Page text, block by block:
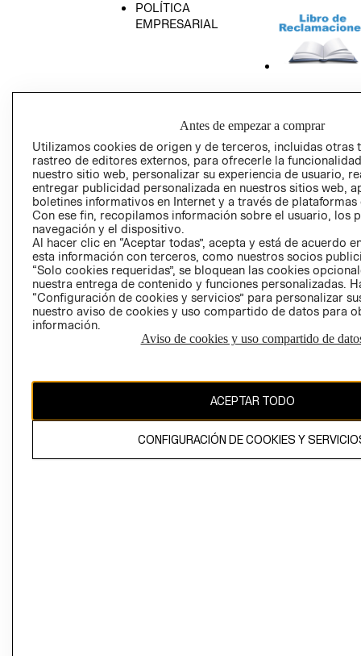
POLÍTICA
EMPRESARIAL
GIFT CARD
AVISO DE
Perú (S/)
CAMBIAR REGIÓN
propiedad de H&M Hennes & Mauritz AB
Antes de empezar a comprar
Utilizamos cookies de origen y de terceros, incluidas otras
rastreo de editores externos, para ofrecerle la
nuestro sitio web, personalizar su experiencia de usuario,
entregar publicidad personalizada en nuestros sitios web,
boletines informativos en Internet y a través de plataformas
Con ese fin, recopilamos información sobre el usuario, los
navegación y el dispositivo.
Al hacer clic en “Aceptar todas”, acepta y está de acuerdo
esta información con terceros, como nuestros socios
“Solo cookies requeridas”, se bloquean las cookies
nuestra entrega de contenido y funciones personalizadas.
“Configuración de cookies y servicios” para personalizar
nuestro aviso de cookies y uso compartido de datos para
información.
Aviso de cookies y uso compartido de
ACEPTAR TODO
CONFIGURACIÓN DE COOKIES Y